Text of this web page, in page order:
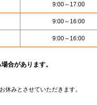
9:00～17:00
9:00～16:00
9:00～16:00
合があります。
みとさせていただきます。